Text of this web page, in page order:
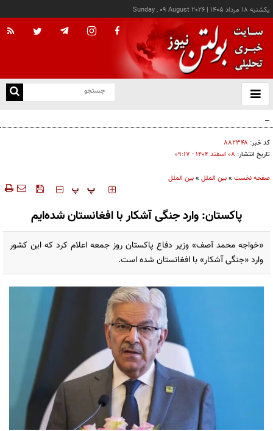
يکشنبه ۱۸ مرداد ۱۴۰۵ |
Sunday , 09 August 2026
باز
و
اردوغان: توافق‌نامه مکه هیچ کشوری را هدف قرار نمی‌دهد
کد خبر: ۸۸۲۳۴۸
تاریخ انتشار: ۰۸ اسفند ۱۴۰۴ - ۰۹:۱۷
صفحه نخست »بین الملل »بین الملل
‍‍‍ پ پ
پاکستان: وارد جنگی آشکار با افغانستان شده‌ایم
«خواجه محمد آصف» وزیر دفاع پاکستان روز جمعه اعلام کرد که این کشور
وارد «جنگی آشکار» با افغانستان شده است.